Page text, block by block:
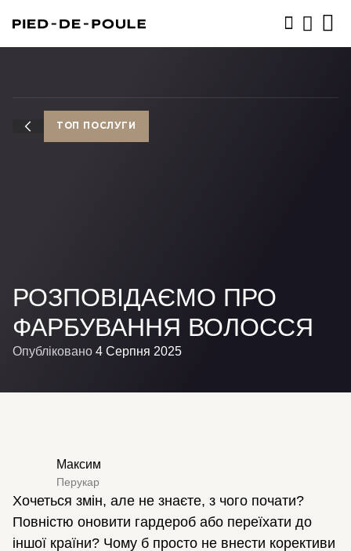
ТОП ПОСЛУГИ
РОЗПОВІДАЄМО ПРО
ФАРБУВАННЯ ВОЛОССЯ
Опубліковано 4 Серпня 2025
Максим
Перукар
Хочеться змін, але не знаєте, з чого почати?
Повністю оновити гардероб або переїхати до
іншої країни? Чому б просто не внести корективи